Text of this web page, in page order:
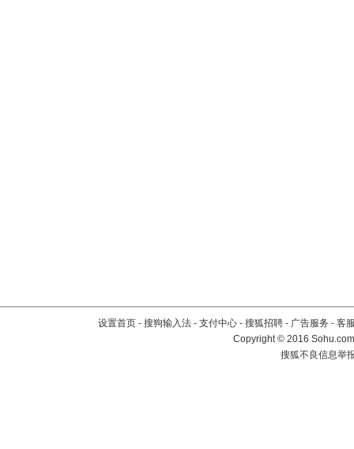
设置首页 - 搜狗输入法 - 支付中心 - 搜狐招聘 - 广告服务 - 客
Copyright©2016
搜狐不良信息举